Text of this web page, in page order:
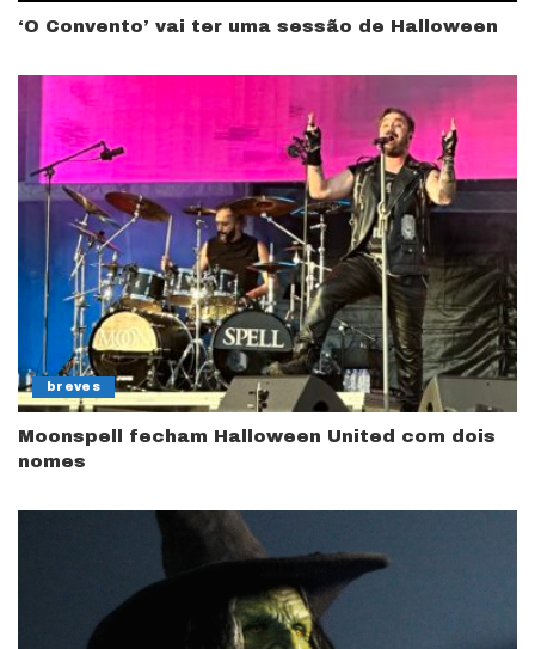
‘O Convento’ vai ter uma sessão de Halloween
breves
Moonspell fecham Halloween United com dois
nomes